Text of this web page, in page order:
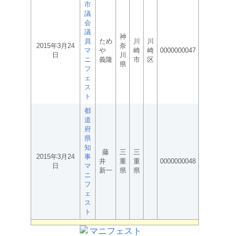
2015年3月24
日
市
議
会
議
員
マ
ニ
フ
ェ
ス
ト
ため
や
義隆
神
奈
川
県
川
崎
市
川
崎
区
0000000047
2015年3月24
日
都
道
府
県
知
事
マ
ニ
フ
ェ
ス
ト
藤
井
新一
三
重
県
三
重
県
0000000048